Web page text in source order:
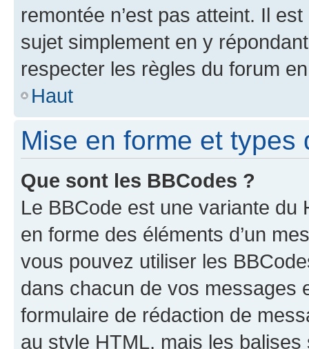
remontée n’est pas atteint. Il
sujet simplement en y
respecter les règles du forum
Haut
Mise en forme et types
Que sont les BBCodes ?
Le BBCode est une variante du
en forme des éléments d’un
vous pouvez utiliser les
dans chacun de vos messages
formulaire de rédaction de
au style HTML, mais les